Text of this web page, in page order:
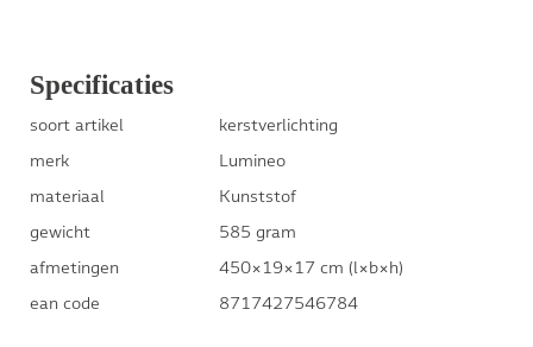
Specificaties
soort artikel
kerstverlichting
merk
Lumineo
materiaal
Kunststof
gewicht
585 gram
afmetingen
450×19×17 cm (l×b×h)
ean code
8717427546784